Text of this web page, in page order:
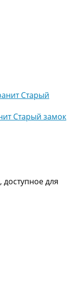
Старый замок
для